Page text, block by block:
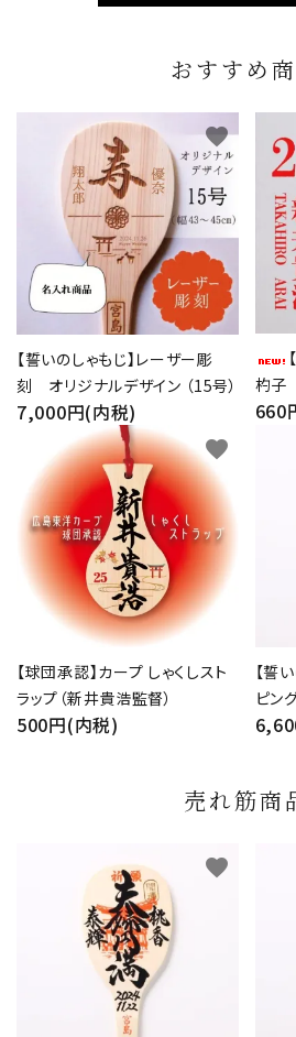
おすすめ
【誓いのしゃもじ】レーザー彫
刻 オリジナルデザイン （15号）
7,000円(内税)
favorite
杓子
660
【球団承認】カープ しゃくしスト
ラップ（新井貴浩監督）
500円(内税)
favorite
【誓
ピン
売れ筋商
favorite